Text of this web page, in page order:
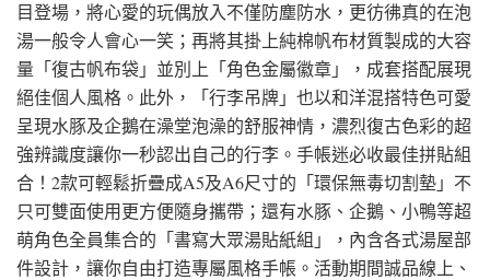
目登場，將心愛的玩偶放入不僅防塵防水，更彷彿真的在泡
湯一般令人會心一笑；再將其掛上純棉帆布材質製成的大容
量「復古帆布袋」並別上「角色金屬徽章」，成套搭配展現
絕佳個人風格。此外，「行李吊牌」也以和洋混搭特色可愛
呈現水豚及企鵝在澡堂泡澡的舒服神情，濃烈復古色彩的超
強辨識度讓你一秒認出自己的行李。手帳迷必收最佳拼貼組
合！2款可輕鬆折疊成A5及A6尺寸的「環保無毒切割墊」不
只可雙面使用更方便隨身攜帶；還有水豚、企鵝、小鴨等超
萌角色全員集合的「書寫大眾湯貼紙組」，內含各式湯屋部
件設計，讓你自由打造專屬風格手帳。活動期間誠品線上、